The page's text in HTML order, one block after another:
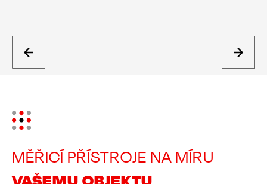
Image
MĚŘICÍ PŘÍSTROJE NA MÍRU
VAŠEMU OBJEKTU